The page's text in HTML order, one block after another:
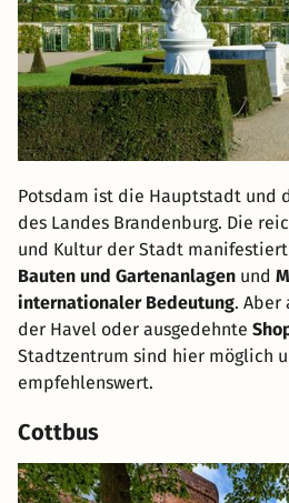
Potsdam ist die Hauptstadt und
des Landes Brandenburg. Die
und Kultur der Stadt
Bauten und Gartenanlagen und
internationaler Bedeutung. Aber
der Havel oder ausgedehnte
Stadtzentrum sind hier möglich
empfehlenswert.
Cottbus